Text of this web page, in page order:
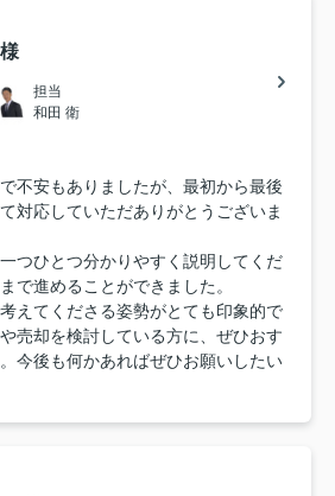
担当
和田 衛
不安もありましたが、最初から最後
対応していただありがとうございま
つひとつ分かりやすく説明してくだ
で進めることができました。
えてくださる姿勢がとても印象的で
売却を検討している方に、ぜひおす
今後も何かあればぜひお願いしたい